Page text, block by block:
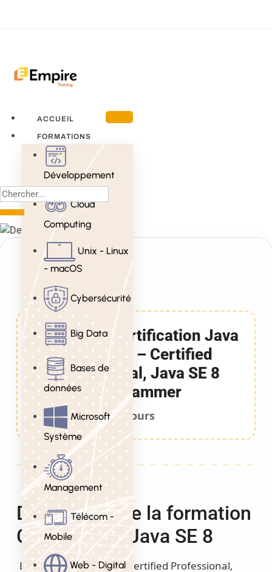
ACCUEIL
FORMATIONS
Développement
Cloud
Computing
Unix - Linux
- macOS
Cybersécurité
Big Data
Bases de
données
Microsoft
Système
Management
Télécom -
Mobile
Web - Digital
Formation Certification Java
8 niveau 2 – Certified
Professional, Java SE 8
Programmer
3 Jours
Description de la formation
Certification Java SE 8
La certification Oracle Certified Professional,